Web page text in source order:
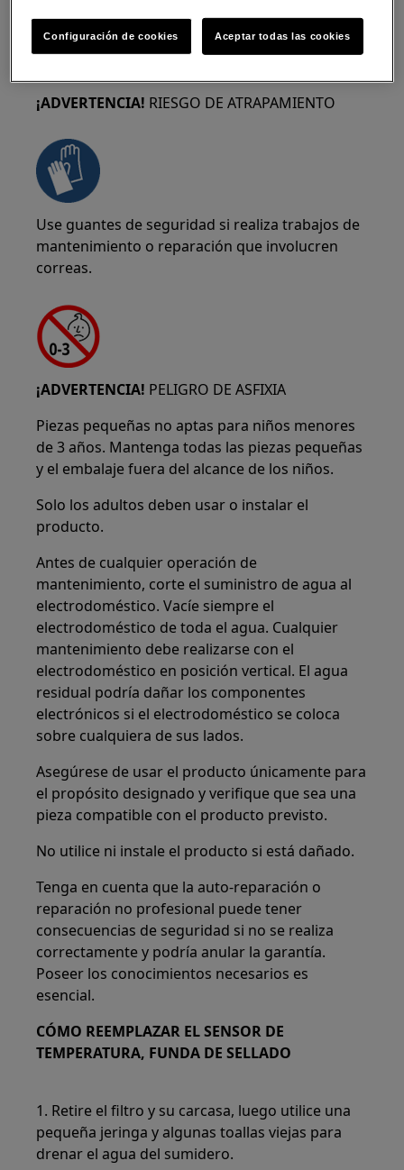
¡ADVERTENCIA! RIESGO DE ATRAPAMIENTO
Use guantes de seguridad si realiza trabajos de
mantenimiento o reparación que involucren
correas.
¡ADVERTENCIA! PELIGRO DE ASFIXIA
Piezas pequeñas no aptas para niños menores
de 3 años. Mantenga todas las piezas pequeñas
y el embalaje fuera del alcance de los niños.
Solo los adultos deben usar o instalar el
producto.
Antes de cualquier operación de
mantenimiento, corte el suministro de agua al
electrodoméstico. Vacíe siempre el
electrodoméstico de toda el agua. Cualquier
mantenimiento debe realizarse con el
electrodoméstico en posición vertical. El agua
residual podría dañar los componentes
electrónicos si el electrodoméstico se coloca
sobre cualquiera de sus lados.
Asegúrese de usar el producto únicamente para
el propósito designado y verifique que sea una
pieza compatible con el producto previsto.
No utilice ni instale el producto si está dañado.
Tenga en cuenta que la auto-reparación o
reparación no profesional puede tener
consecuencias de seguridad si no se realiza
correctamente y podría anular la garantía.
Poseer los conocimientos necesarios es
esencial.
CÓMO REEMPLAZAR EL SENSOR DE
TEMPERATURA, FUNDA DE SELLADO
1. Retire el filtro y su carcasa, luego utilice una
pequeña jeringa y algunas toallas viejas para
drenar el agua del sumidero.
Configuración de cookies Aceptar todas las cookies